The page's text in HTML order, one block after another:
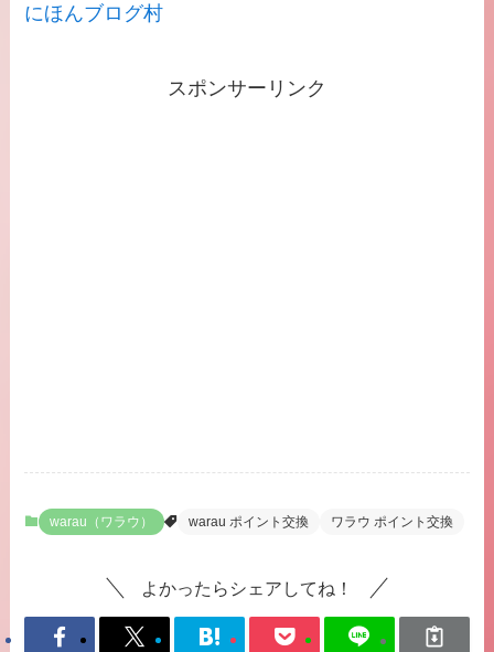
にほんブログ村
スポンサーリンク
warau（ワラウ） warau ポイント交換 ワラウ ポイント交換
よかったらシェアしてね！